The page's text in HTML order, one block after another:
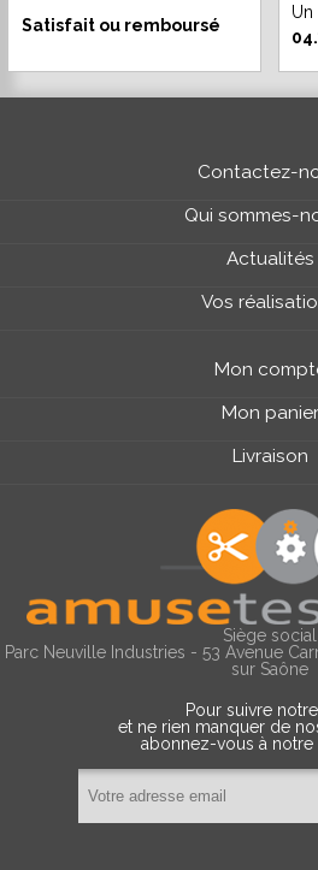
Satisfait ou remboursé
Contactez-
Qui sommes-
Actualités
Vos
Mon
Mon panier
Livraison
Siège social
Parc Neuville Industries - 53 Avenue
sur Saône
Pour suivre
et ne rien manquer de
abonnez-vous à notre